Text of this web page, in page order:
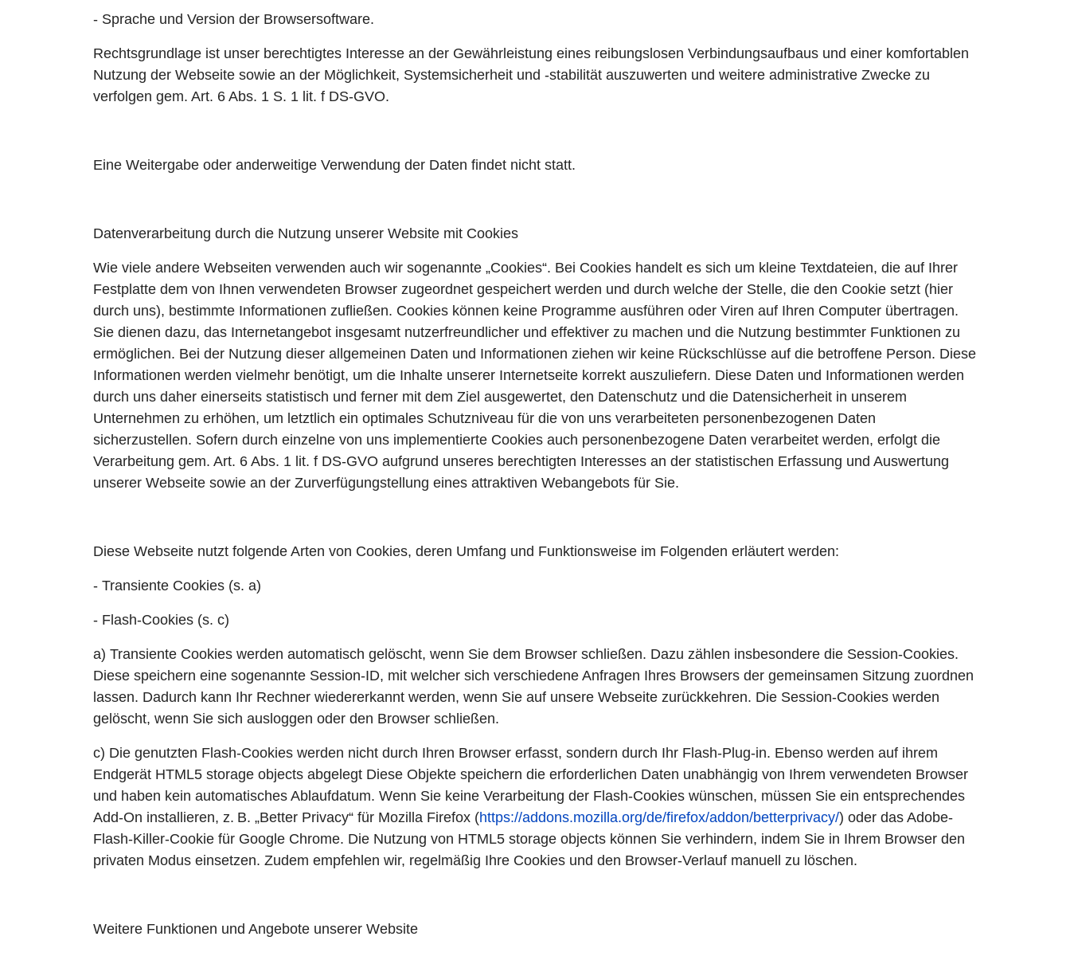
- Sprache und Version der Browsersoftware.
Rechtsgrundlage ist unser berechtigtes Interesse an der Gewährleistung eines reibungslosen Verbindungsaufbaus und einer komfortablen
Nutzung der Webseite sowie an der Möglichkeit, Systemsicherheit und -stabilität auszuwerten und weitere administrative Zwecke zu
verfolgen gem. Art. 6 Abs. 1 S. 1 lit. f DS-GVO.
Eine Weitergabe oder anderweitige Verwendung der Daten findet nicht statt.
Datenverarbeitung durch die Nutzung unserer Website mit Cookies
Wie viele andere Webseiten verwenden auch wir sogenannte „Cookies“. Bei Cookies handelt es sich um kleine Textdateien, die auf Ihrer
Festplatte dem von Ihnen verwendeten Browser zugeordnet gespeichert werden und durch welche der Stelle, die den Cookie setzt (hier
durch uns), bestimmte Informationen zufließen. Cookies können keine Programme ausführen oder Viren auf Ihren Computer übertragen.
Sie dienen dazu, das Internetangebot insgesamt nutzerfreundlicher und effektiver zu machen und die Nutzung bestimmter Funktionen zu
ermöglichen. Bei der Nutzung dieser allgemeinen Daten und Informationen ziehen wir keine Rückschlüsse auf die betroffene Person. Diese
Informationen werden vielmehr benötigt, um die Inhalte unserer Internetseite korrekt auszuliefern. Diese Daten und Informationen werden
durch uns daher einerseits statistisch und ferner mit dem Ziel ausgewertet, den Datenschutz und die Datensicherheit in unserem
Unternehmen zu erhöhen, um letztlich ein optimales Schutzniveau für die von uns verarbeiteten personenbezogenen Daten
sicherzustellen. Sofern durch einzelne von uns implementierte Cookies auch personenbezogene Daten verarbeitet werden, erfolgt die
Verarbeitung gem. Art. 6 Abs. 1 lit. f DS-GVO aufgrund unseres berechtigten Interesses an der statistischen Erfassung und Auswertung
unserer Webseite sowie an der Zurverfügungstellung eines attraktiven Webangebots für Sie.
Diese Webseite nutzt folgende Arten von Cookies, deren Umfang und Funktionsweise im Folgenden erläutert werden:
- Transiente Cookies (s. a)
- Flash-Cookies (s. c)
a) Transiente Cookies werden automatisch gelöscht, wenn Sie dem Browser schließen. Dazu zählen insbesondere die Session-Cookies.
Diese speichern eine sogenannte Session-ID, mit welcher sich verschiedene Anfragen Ihres Browsers der gemeinsamen Sitzung zuordnen
lassen. Dadurch kann Ihr Rechner wiedererkannt werden, wenn Sie auf unsere Webseite zurückkehren. Die Session-Cookies werden
gelöscht, wenn Sie sich ausloggen oder den Browser schließen.
c) Die genutzten Flash-Cookies werden nicht durch Ihren Browser erfasst, sondern durch Ihr Flash-Plug-in. Ebenso werden auf ihrem
Endgerät HTML5 storage objects abgelegt Diese Objekte speichern die erforderlichen Daten unabhängig von Ihrem verwendeten Browser
und haben kein automatisches Ablaufdatum. Wenn Sie keine Verarbeitung der Flash-Cookies wünschen, müssen Sie ein entsprechendes
Add-On installieren, z. B. „Better Privacy“ für Mozilla Firefox (https://addons.mozilla.org/de/firefox/addon/betterprivacy/) oder das Adobe-
Flash-Killer-Cookie für Google Chrome. Die Nutzung von HTML5 storage objects können Sie verhindern, indem Sie in Ihrem Browser den
privaten Modus einsetzen. Zudem empfehlen wir, regelmäßig Ihre Cookies und den Browser-Verlauf manuell zu löschen.
Weitere Funktionen und Angebote unserer Website